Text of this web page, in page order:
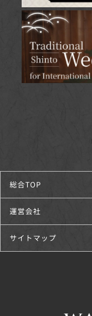
総合TOP
運営会社
サイトマップ